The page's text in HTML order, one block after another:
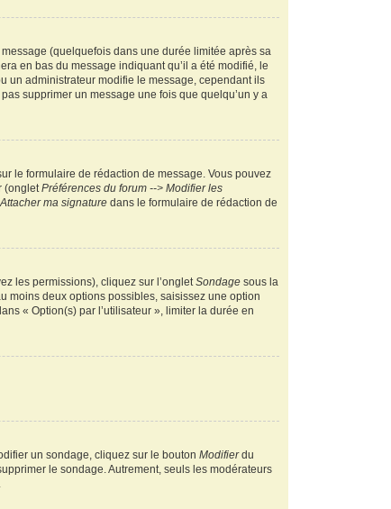
(quelquefois dans une durée limitée après sa
en bas du message indiquant qu’il a été modifié, le
un administrateur modifie le message, cependant ils
supprimer un message une fois que quelqu’un y a
le formulaire de rédaction de message. Vous pouvez
(ongletPréférences du forum --> Modifier les
Attacher ma signature dans le formulaire de rédaction de
les permissions), cliquez sur l’ongletSondage sous la
moins deux options possibles, saisissez une option
« Option(s) par l’utilisateur », limiter la durée en
un sondage, cliquez sur le boutonModifierdu
le sondage. Autrement, seuls les modérateurs